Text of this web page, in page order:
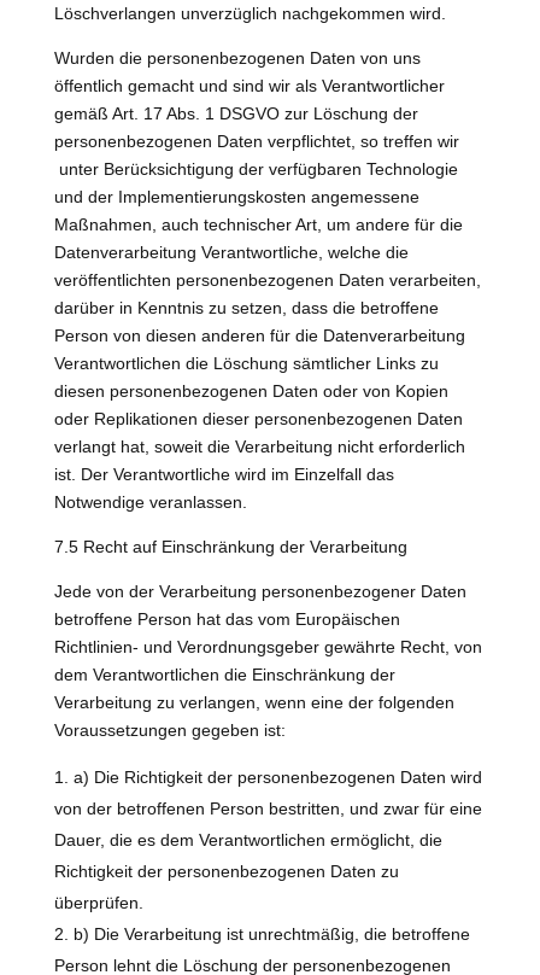
Löschverlangen unverzüglich nachgekommen wird.
Wurden die personenbezogenen Daten von uns
öffentlich gemacht und sind wir als Verantwortlicher
gemäß Art. 17 Abs. 1 DSGVO zur Löschung der
personenbezogenen Daten verpflichtet, so treffen wir
unter Berücksichtigung der verfügbaren Technologie
und der Implementierungskosten angemessene
Maßnahmen, auch technischer Art, um andere für die
Datenverarbeitung Verantwortliche, welche die
veröffentlichten personenbezogenen Daten verarbeiten,
darüber in Kenntnis zu setzen, dass die betroffene
Person von diesen anderen für die Datenverarbeitung
Verantwortlichen die Löschung sämtlicher Links zu
diesen personenbezogenen Daten oder von Kopien
oder Replikationen dieser personenbezogenen Daten
verlangt hat, soweit die Verarbeitung nicht erforderlich
ist. Der Verantwortliche wird im Einzelfall das
Notwendige veranlassen.
7.5 Recht auf Einschränkung der Verarbeitung
Jede von der Verarbeitung personenbezogener Daten
betroffene Person hat das vom Europäischen
Richtlinien- und Verordnungsgeber gewährte Recht, von
dem Verantwortlichen die Einschränkung der
Verarbeitung zu verlangen, wenn eine der folgenden
Voraussetzungen gegeben ist:
a) Die Richtigkeit der personenbezogenen Daten wird
von der betroffenen Person bestritten, und zwar für eine
Dauer, die es dem Verantwortlichen ermöglicht, die
Richtigkeit der personenbezogenen Daten zu
überprüfen.
b) Die Verarbeitung ist unrechtmäßig, die betroffene
Person lehnt die Löschung der personenbezogenen